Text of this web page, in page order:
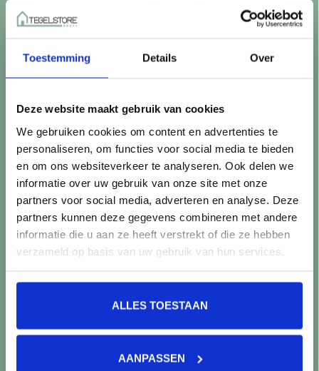
Toestemming Details Over
Deze website maakt gebruik van cookies
We gebruiken cookies om content en advertenties te
personaliseren, om functies voor social media te bieden
en om ons websiteverkeer te analyseren. Ook delen we
informatie over uw gebruik van onze site met onze
partners voor social media, adverteren en analyse. Deze
partners kunnen deze gegevens combineren met andere
informatie die u aan ze heeft verstrekt of die ze hebben
verzameld op basis van uw gebruik van hun services.
ALLES TOESTAAN
AANPASSEN
Over TegelStore.nl
Privacy Policy
Producten
Alle producten
Nieuwe producten
Aanbiedingen
Merken
Tags
Mijn bestellingen